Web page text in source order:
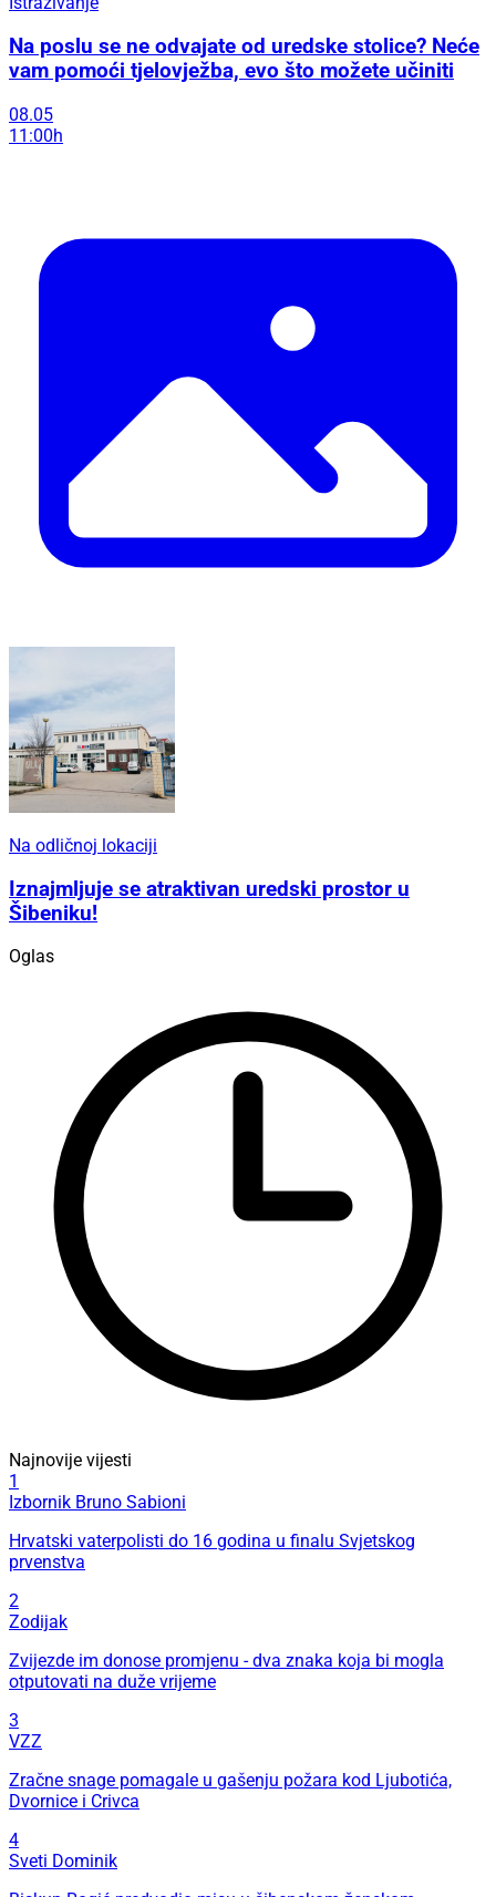
Na poslu se ne odvajate od uredske stolice? Neće
vam pomoći tjelovježba, evo što možete učiniti
08.05
11:00h
Na odličnoj lokaciji
Iznajmljuje se atraktivan uredski prostor u
Šibeniku!
Oglas
Najnovije vijesti
1
Izbornik Bruno Sabioni
Hrvatski vaterpolisti do 16 godina u finalu Svjetskog
prvenstva
2
Zodijak
Zvijezde im donose promjenu - dva znaka koja bi mogla
otputovati na duže vrijeme
3
VZZ
Zračne snage pomagale u gašenju požara kod Ljubotića,
Dvornice i Crivca
4
Sveti Dominik